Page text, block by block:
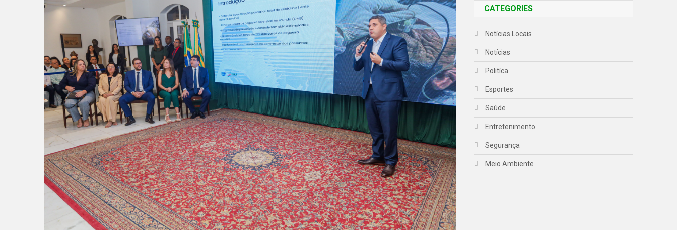
CATEGORIES
Notícias Locais
Notícias
Politíca
Esportes
Saúde
Entretenimento
Segurança
Meio Ambiente